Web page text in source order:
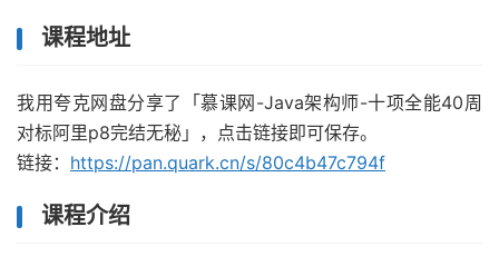
课程地址
我用夸克网盘分享了「慕课网-Java架构师-十项全能40周
对标阿里p8完结无秘」，点击链接即可保存。
链接： https://pan.quark.cn/s/80c4b47c794f
课程介绍